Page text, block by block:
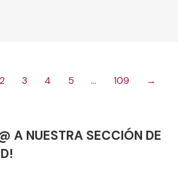
2 3 4 5 … 109 →
A NUESTRA SECCIÓN DE